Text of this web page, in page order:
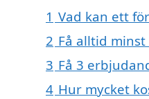
1 Vad kan ett
2 Få alltid
3 Få 3
4 Hur mycket